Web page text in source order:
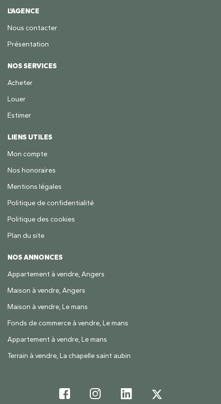
L'AGENCE
Nous contacter
Présentation
NOS SERVICES
Acheter
Louer
Estimer
LIENS UTILES
Mon compte
Nos honoraires
Mentions légales
Politique de confidentialité
Politique des cookies
Plan du site
NOS ANNONCES
Appartement à vendre, Angers
Maison à vendre, Angers
Maison à vendre, Le mans
Fonds de commerce à vendre, Le mans
Appartement à vendre, Le mans
Terrain à vendre, La chapelle saint aubin